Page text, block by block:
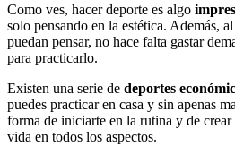
Como ves, hacer deporte es algo
solo pensando en la estética. Además,
puedan pensar, no hace falta gastar
para practicarlo.
Existen una serie de deportes
puedes practicar en casa y sin apenas
forma de iniciarte en la rutina y de
vida en todos los aspectos.